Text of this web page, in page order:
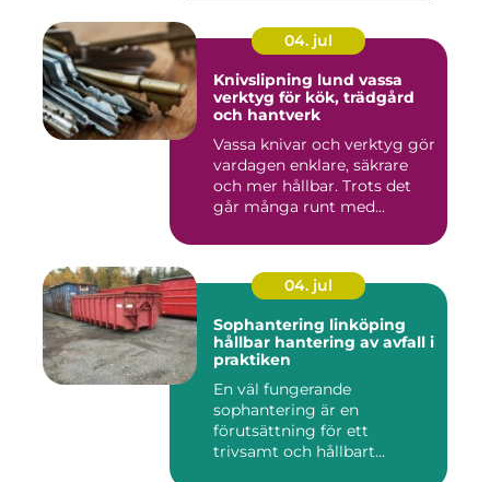
04. jul
Knivslipning lund vassa
verktyg för kök, trädgård
och hantverk
Vassa knivar och verktyg gör
vardagen enklare, säkrare
och mer hållbar. Trots det
går många runt med...
04. jul
Sophantering linköping
hållbar hantering av avfall i
praktiken
En väl fungerande
sophantering är en
förutsättning för ett
trivsamt och hållbart